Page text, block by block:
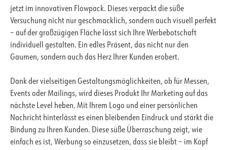
jetzt im innovativen Flowpack. Dieses verpackt die süße
Versuchung nicht nur geschmacklich, sondern auch visuell perfekt
– auf der großzügigen Fläche lässt sich Ihre Werbebotschaft
individuell gestalten. Ein edles Präsent, das nicht nur den
Gaumen, sondern auch das Herz Ihrer Kunden erobert.
Dank der vielseitigen Gestaltungsmöglichkeiten, ob für Messen,
Events oder Mailings, wird dieses Produkt Ihr Marketing auf das
nächste Level heben. Mit Ihrem Logo und einer persönlichen
Nachricht hinterlässt es einen bleibenden Eindruck und stärkt die
Bindung zu Ihren Kunden. Diese süße Überraschung zeigt, wie
einfach es ist, Werbung so einzusetzen, dass sie bleibt – im Kopf